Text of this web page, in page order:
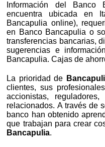
Información del Banco
encuentra ubicada en
Bancapulia online),
en Banco Bancapulia o
transferencias bancarias,
sugerencias e
Bancapulia. Cajas de
La prioridad de
clientes, sus
accionistas,
relacionados. A través de
banco han obtenido
que trabajan para crear
Bancapulia.